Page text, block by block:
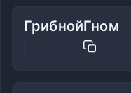
ГрибнойГном